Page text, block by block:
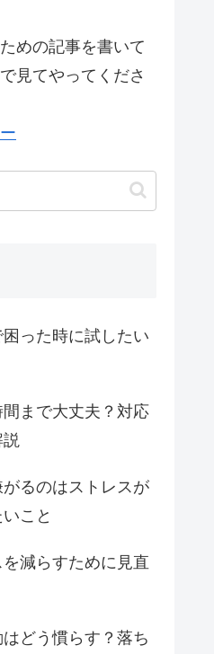
めの記事を書いて
見てやってくださ
った時に試したい
まで大丈夫？対応
るのはストレスが
こと
減らすために見直
どう慣らす？落ち